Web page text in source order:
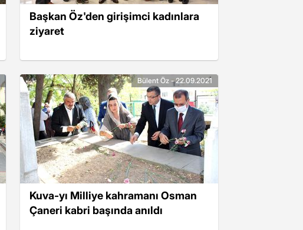
Başkan Öz'den girişimci kadınlara
ziyaret
Kuva-yı Milliye kahramanı Osman
Çaneri kabri başında anıldı
Bülent Öz - 22.09.2021